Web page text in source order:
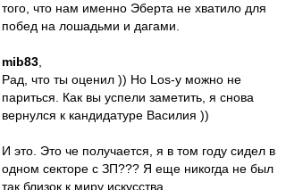
того, что нам именно Эберта не хватило для
побед на лошадьми и дагами.
mib83
Рад, что ты оценил )) Но Los-у можно не
париться. Как вы успели заметить, я снова
вернулся к кандидатуре Василия ))
И это. Это че получается, я в том году сидел в
одном секторе с ЗП??? Я еще никогда не был
так близок к миру искусства...